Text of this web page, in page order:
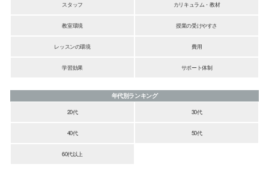
スタッフ カリキュラム・教材
教室環境 授業の受けやすさ
レッスンの環境 費用
学習効果 サポート体制
年代別ランキング
20代
30代
40代 50代
60代以上